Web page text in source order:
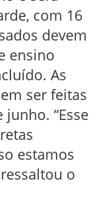
com 16
devem
ensino
As
ser feitas
“Esse
estamos
o